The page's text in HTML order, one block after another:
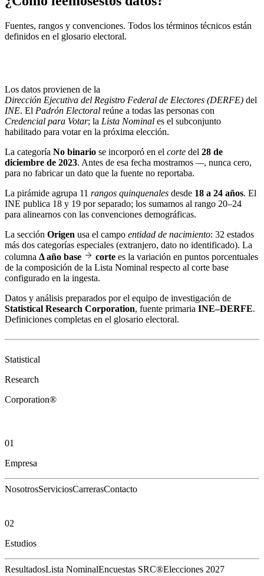
Fuentes, rangos y convenciones. Todos los términos técnicos están
definidos en el glosario electoral.
Los datos provienen de la
Dirección Ejecutiva del Registro Federal de Electores (DERFE) del
INE. El Padrón Electoral reúne a todas las personas con
Credencial para Votar; la Lista Nominal es el subconjunto
habilitado para votar en la próxima elección.
La categoría No binario se incorporó en el corte del 28 de
diciembre de 2023. Antes de esa fecha mostramos —, nunca cero,
para no fabricar un dato que la fuente no reportaba.
La pirámide agrupa 11 rangos quinquenales desde 18 a 24 años. El
INE publica 18 y 19 por separado; los sumamos al rango 20–24
para alinearnos con las convenciones demográficas.
La sección Origen usa el campo entidad de nacimiento: 32 estados
más dos categorías especiales (extranjero, dato no identificado). La
columna Δ año base corte es la variación en puntos porcentuales
de la composición de la Lista Nominal respecto al corte base
configurado en la ingesta.
Datos y análisis preparados por el equipo de investigación de
Statistical Research Corporation, fuente primaria INE–DERFE.
Definiciones completas en el glosario electoral.
Statistical
Research
Corporation®
01
Empresa
NosotrosServiciosCarrerasContacto
02
Estudios
ResultadosLista NominalEncuestas SRC®Elecciones 2027